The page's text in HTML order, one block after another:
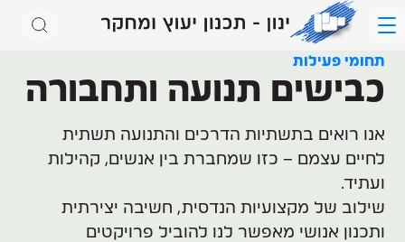
תחומי פעילות
צרו קשר
תחומי
פעילות
תחומי פעילות
כבישים תנועה ותחבורה
אנו רואים בתשתיות הדרכים והתנועה תשתית
לחיים עצמם – כזו שמחברת בין אנשים, קהילות
ועתיד.
שילוב של מקצועיות הנדסית, חשיבה יצירתית
ותכנון אנושי מאפשר לנו להוביל פרויקטים